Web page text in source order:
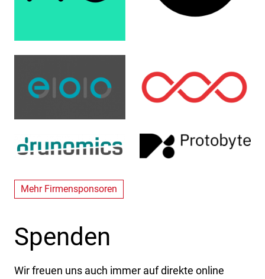
Mehr Firmensponsoren
Spenden
Wir freuen uns auch immer auf direkte online